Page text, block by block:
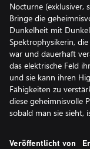
Nocturne (exklusiver,
Bringe die
Dunkelheit mit
Spektrophysikerin,
war und dauerhaft
das elektrische Feld
und sie kann ihren
Fähigkeiten zu
diese geheimnisvolle
sobald man sie sieht,
Veröffentlicht von